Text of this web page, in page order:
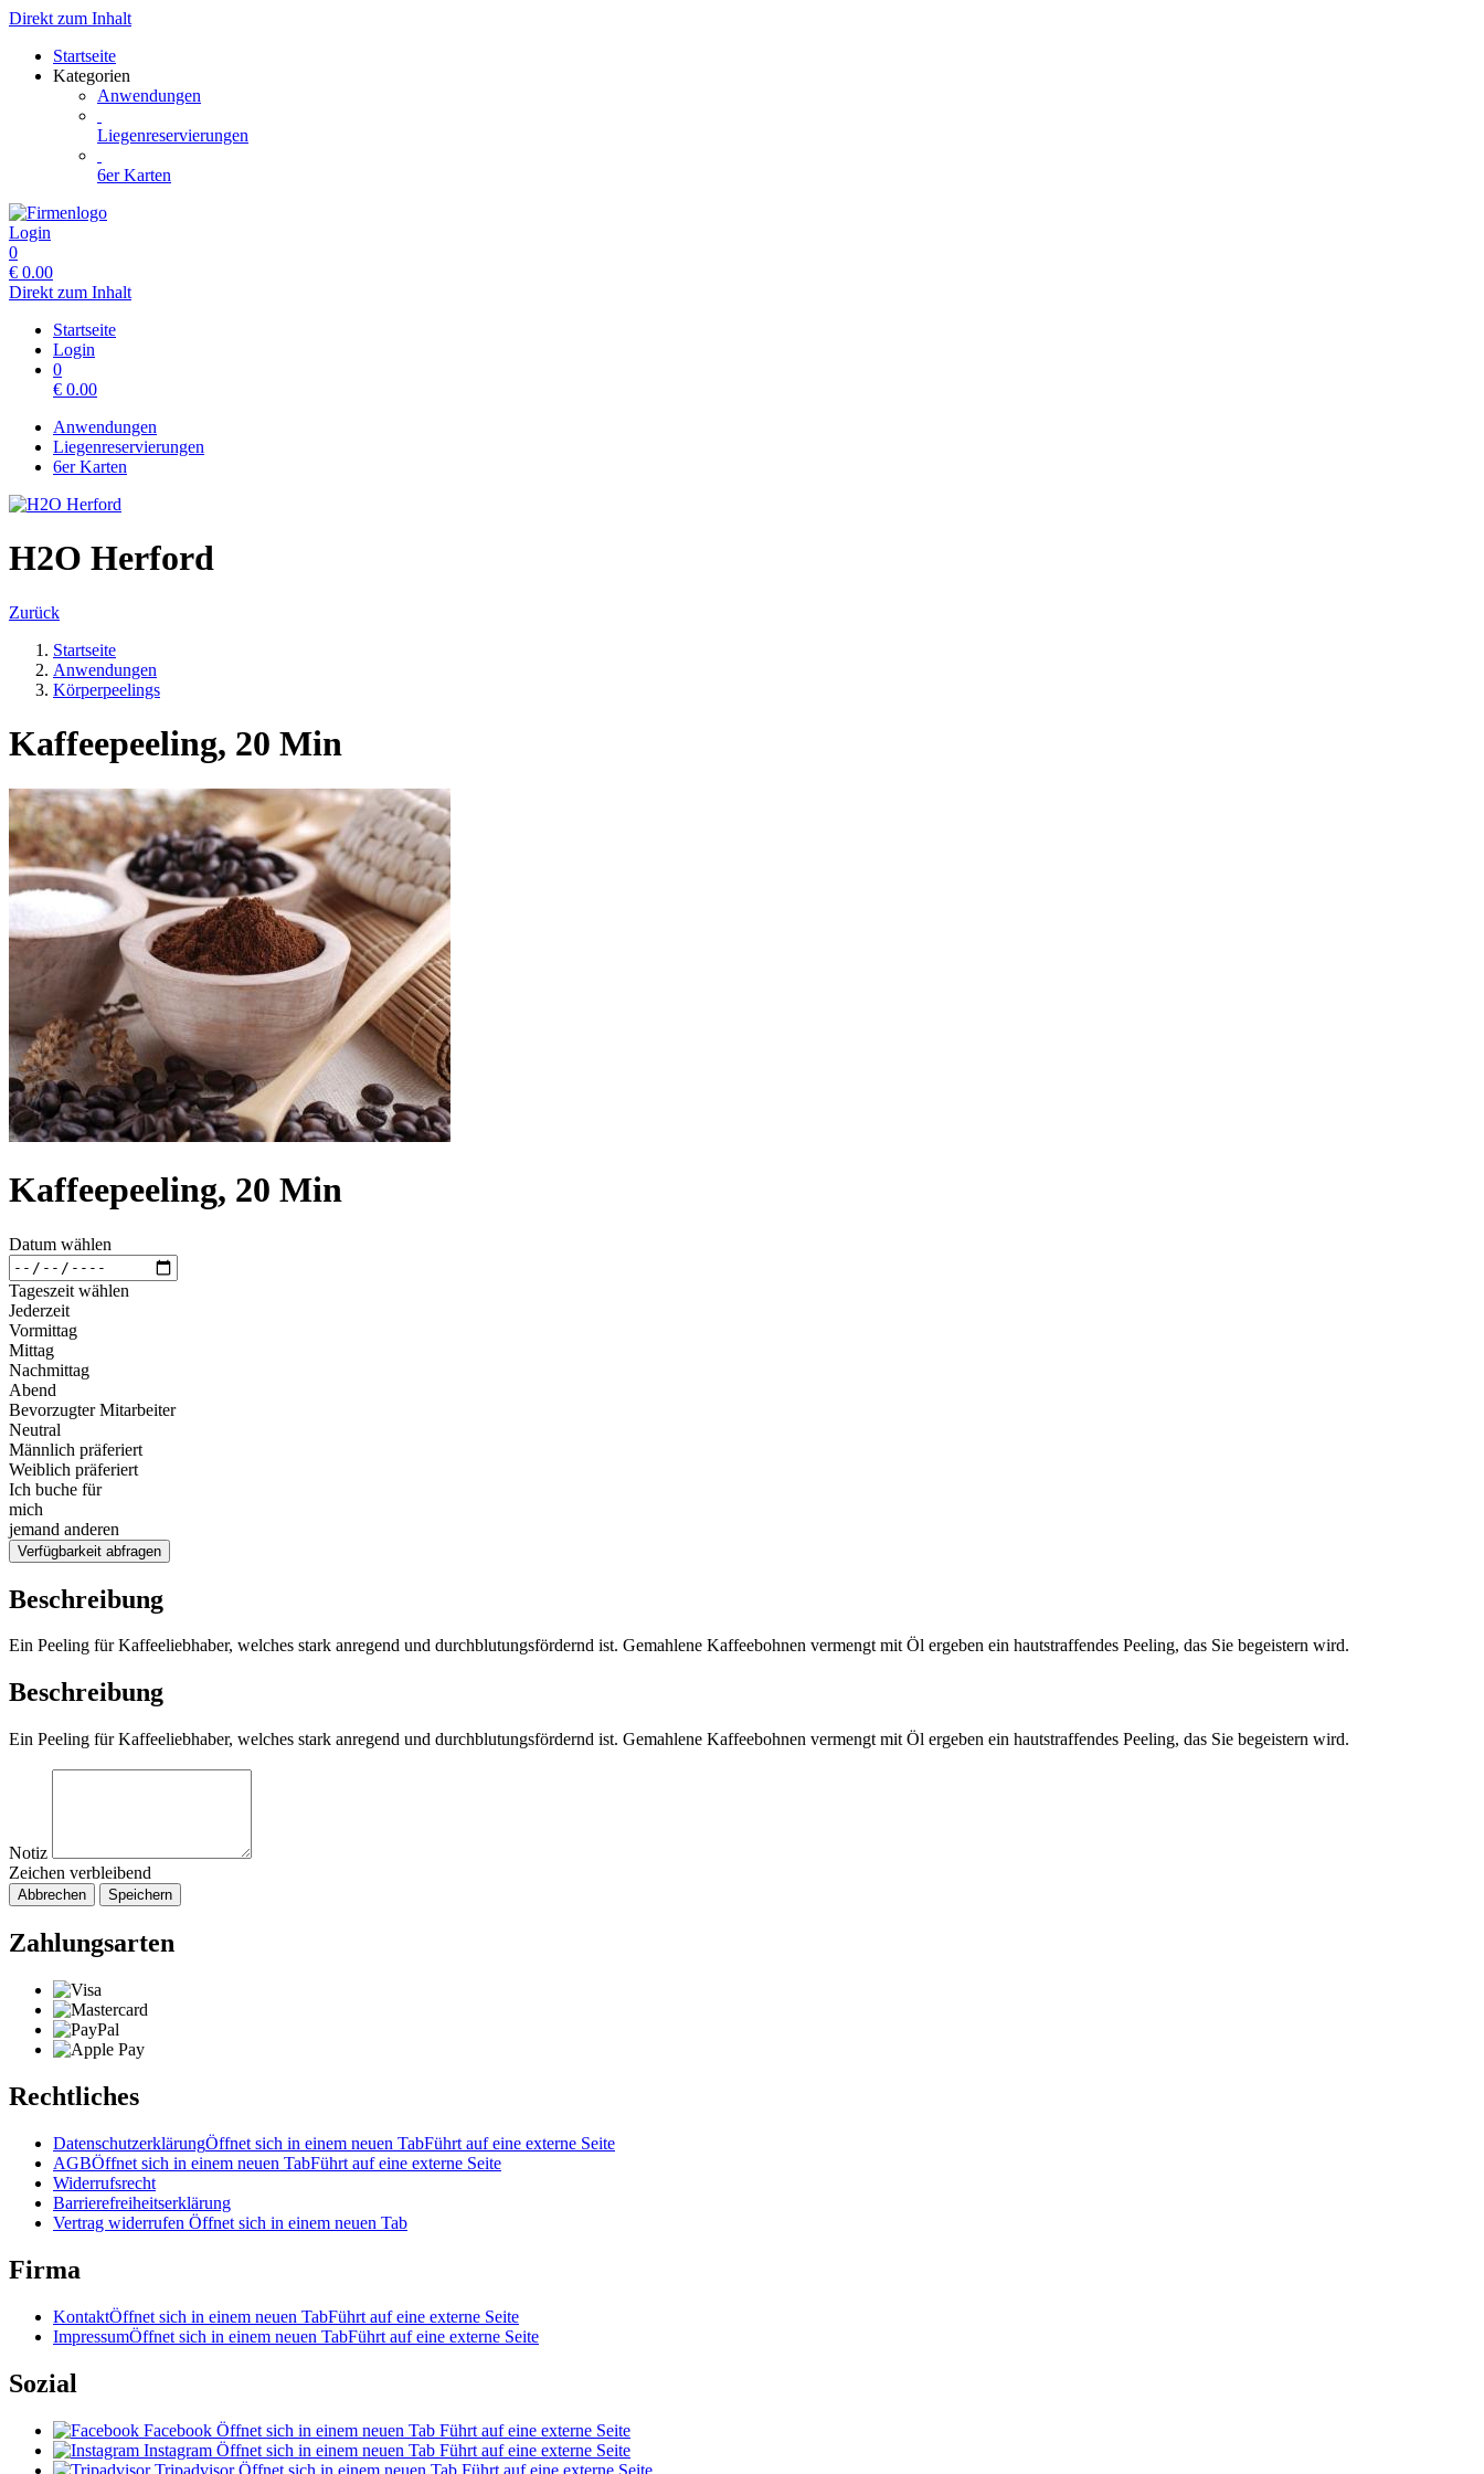
Direkt zum Inhalt
Startseite
Kategorien
Anwendungen
Liegenreservierungen
6er Karten
Login
0
€ 0.00
Direkt zum Inhalt
Startseite
Login
0
€ 0.00
Anwendungen
Liegenreservierungen
6er Karten
H2O Herford
Zurück
Startseite
Anwendungen
Körperpeelings
Kaffeepeeling, 20 Min
Kaffeepeeling, 20 Min
Datum wählen
Tageszeit wählen
Jederzeit
Vormittag
Mittag
Nachmittag
Abend
Bevorzugter Mitarbeiter
Neutral
Männlich präferiert
Weiblich präferiert
Ich buche für
mich
jemand anderen
Verfügbarkeit abfragen
Beschreibung
Ein Peeling für Kaffeeliebhaber, welches stark anregend und durchblutungsfördernd ist. Gemahlene Kaffeebohnen vermengt mit Öl ergeben ein hautstraffendes Peeling, das Sie begeistern wird.
Beschreibung
Ein Peeling für Kaffeeliebhaber, welches stark anregend und durchblutungsfördernd ist. Gemahlene Kaffeebohnen vermengt mit Öl ergeben ein hautstraffendes Peeling, das Sie begeistern wird.
Notiz
Zeichen verbleibend
Abbrechen Speichern
Zahlungsarten
Rechtliches
DatenschutzerklärungÖffnet sich in einem neuen TabFührt auf eine externe Seite
AGBÖffnet sich in einem neuen TabFührt auf eine externe Seite
Widerrufsrecht
Barrierefreiheitserklärung
Vertrag widerrufen Öffnet sich in einem neuen Tab
Firma
KontaktÖffnet sich in einem neuen TabFührt auf eine externe Seite
ImpressumÖffnet sich in einem neuen TabFührt auf eine externe Seite
Sozial
Facebook Öffnet sich in einem neuen Tab Führt auf eine externe Seite
Instagram Öffnet sich in einem neuen Tab Führt auf eine externe Seite
Tripadvisor Öffnet sich in einem neuen Tab Führt auf eine externe Seite